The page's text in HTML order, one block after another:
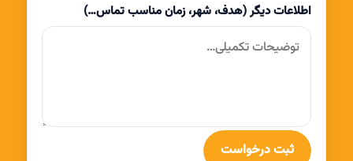
اطلاعات دیگر (هدف، شهر، زمان مناسب تماس…)
ثبت درخواست